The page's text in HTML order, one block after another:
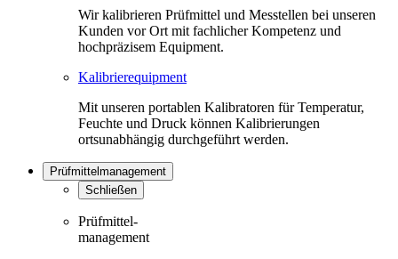
Wir kalibrieren Prüfmittel und Messtellen bei unseren
Kunden vor Ort mit fachlicher Kompetenz und
hochpräzisem Equipment.
Kalibrierequipment
Mit unseren portablen Kalibratoren für Temperatur,
Feuchte und Druck können Kalibrierungen
ortsunabhängig durchgeführt werden.
Prüfmittelmanagement
Schließen
Prüfmittel-
management